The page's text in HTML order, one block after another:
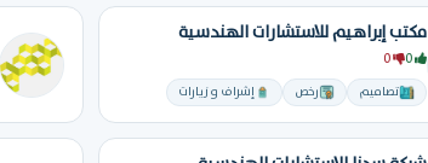
مكتب إبراهيم للاستشارات الهندسية
تصاميم رخص إشراف و زيارات